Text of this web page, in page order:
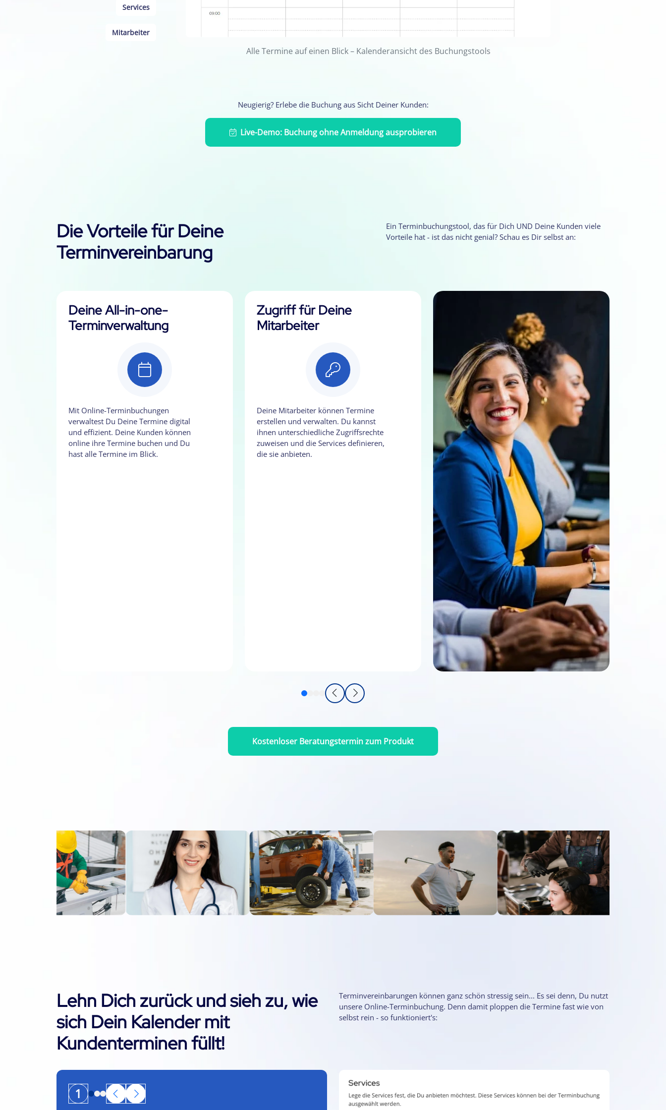
Services
Mitarbeiter
Alle Termine auf einen Blick – Kalenderansicht des Buchungstools
Neugierig? Erlebe die Buchung aus Sicht Deiner Kunden:
Live-Demo: Buchung ohne Anmeldung ausprobieren
Die Vorteile für Deine
Terminvereinbarung
Ein Terminbuchungstool, das für Dich UND Deine Kunden viele
Vorteile hat - ist das nicht genial? Schau es Dir selbst an:
Deine All-in-one-
Terminverwaltung
Mit Online-Terminbuchungen
verwaltest Du Deine Termine digital
und effizient. Deine Kunden können
online ihre Termine buchen und Du
hast alle Termine im Blick.
Zugriff für Deine
Mitarbeiter
Deine Mitarbeiter können Termine
erstellen und verwalten. Du kannst
ihnen unterschiedliche Zugriffsrechte
zuweisen und die Services definieren,
die sie anbieten.
Kostenloser Beratungstermin zum Produkt
Lehn Dich zurück und sieh zu, wie
sich Dein Kalender mit
Kundenterminen füllt!
Terminvereinbarungen können ganz schön stressig sein... Es sei denn, Du nutzt
unsere Online-Terminbuchung. Denn damit ploppen die Termine fast wie von
selbst rein - so funktioniert's:
1